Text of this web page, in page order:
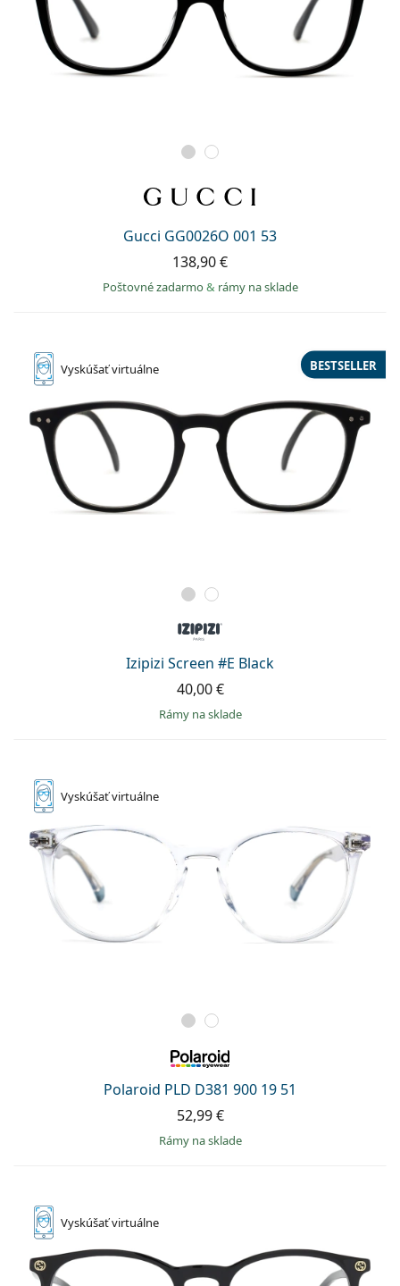
Gucci GG0026O 001 53
138,90 €
Poštovné zadarmo& rámy na sklade
Vyskúšaťvirtuálne
Izipizi Screen #E Black
BESTSELLER
40,00 €
rámy na sklade
Vyskúšaťvirtuálne
Polaroid PLD D381 900 19 51
52,99 €
rámy na sklade
Vyskúšaťvirtuálne